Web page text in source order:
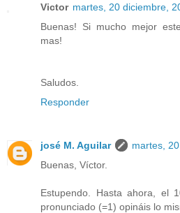
Victor martes, 20 diciembre,
Buenas! Si mucho mejor
mas!
Saludos.
Responder
josé M. Aguilar
martes,
Buenas, Víctor.
Estupendo. Hasta ahora, el
pronunciado (=1) opináis lo